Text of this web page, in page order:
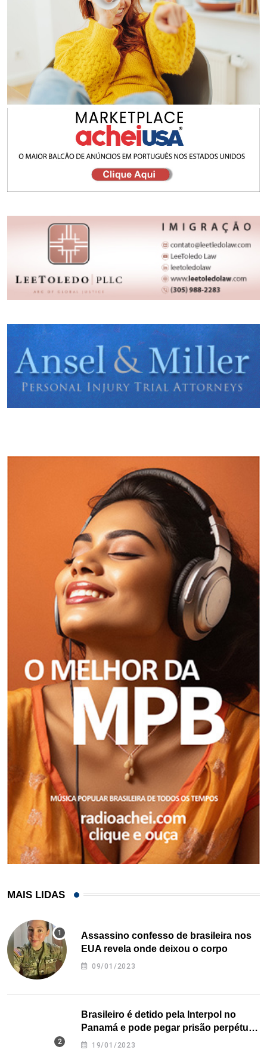
MAIS LIDAS
Assassino confesso de brasileira nos
EUA revela onde deixou o corpo
09/01/2023
Brasileiro é detido pela Interpol no
Panamá e pode pegar prisão perpétua
nos EUA
19/01/2023